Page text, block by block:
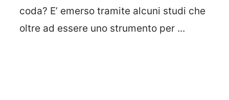
coda? E’ emerso tramite alcuni studi che
oltre ad essere uno strumento per ...